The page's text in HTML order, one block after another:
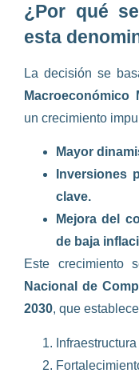
¿Por qué
esta
La decisión se
Macroeconómico
un crecimiento
Mayor
Inversiones
clave.
Mejora del
de baja
Este crecimiento
Nacional de
2030, que